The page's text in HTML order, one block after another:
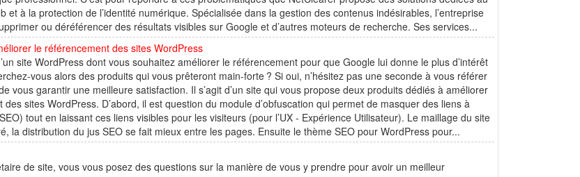
et à la protection de l’identité numérique. Spécialisée dans la gestion des contenus indésirables, l’entreprise
ou déréférencer des résultats visibles sur Google et d’autres moteurs de recherche. Ses services...
le référencement des sites WordPress
site WordPress dont vous souhaitez améliorer le référencement pour que Google lui donne le plus d’intérêt
vous alors des produits qui vous prêteront main-forte ? Si oui, n’hésitez pas une seconde à vous référer
vous garantir une meilleure satisfaction. Il s’agit d’un site qui vous propose deux produits dédiés à améliorer
des sites WordPress. D’abord, il est question du module d’obfuscation qui permet de masquer des liens à
tout en laissant ces liens visibles pour les visiteurs (pour l’UX - Expérience Utilisateur). Le maillage du site
la distribution du jus SEO se fait mieux entre les pages. Ensuite le thème SEO pour WordPress pour...
de site, vous vous posez des questions sur la manière de vous y prendre pour avoir un meilleur